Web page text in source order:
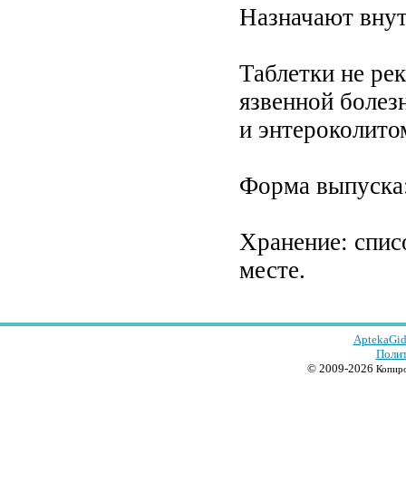
Назначают
Таблетки не
язвенной
и
Форма
Хранение:
месте.
© 2009-2026